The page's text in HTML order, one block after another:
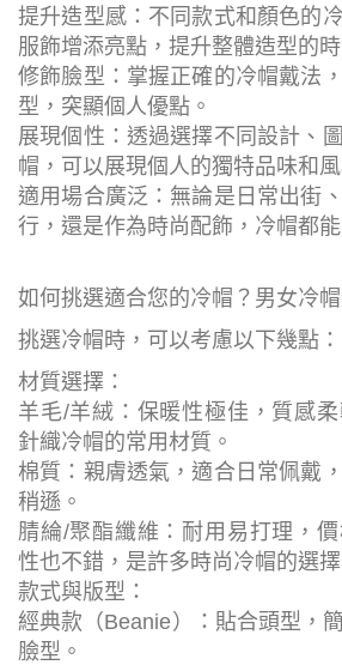
提升造型感：不同款式和顏色的
服飾增添亮點，提升整體造型的
修飾臉型：掌握正確的冷帽戴法
型，突顯個人優點。
展現個性：透過選擇不同設計、
帽，可以展現個人的獨特品味和風
適用場合廣泛：無論是日常出街
行，還是作為時尚配飾，冷帽都能
如何挑選適合您的冷帽？男女冷
挑選冷帽時，可以考慮以下幾點：
材質選擇：
羊毛/羊絨：保暖性極佳，質感
針織冷帽的常用材質。
棉質：親膚透氣，適合日常佩戴
稍遜。
腈綸/聚酯纖維：耐用易打理，
性也不錯，是許多時尚冷帽的選擇
款式與版型：
經典款（Beanie）：貼合頭型，
臉型。